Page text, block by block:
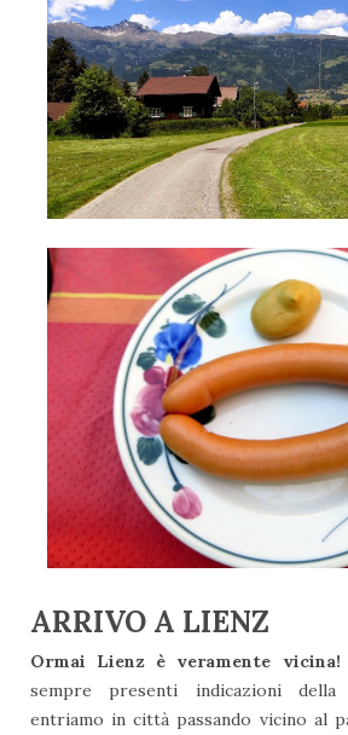
ARRIVO A LIENZ
Ormai Lienz è veramente vicina!
sempre presenti indicazioni
entriamo in città passando vicino al